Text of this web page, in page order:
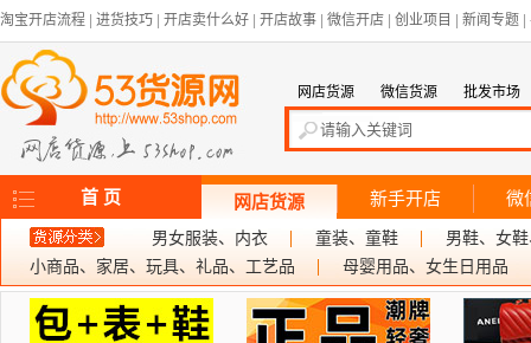
淘宝开店流程 进货技巧 开店卖什么好 开店故事 微信开店 创业项目 新闻专题
网店货源 微信货源 批发市场
首 页 网店货源 新手开店 微
男女服装、内衣 童装、童鞋
男鞋、女
小商品、家居、玩具、礼品、工艺品
母婴用品、女生日用品